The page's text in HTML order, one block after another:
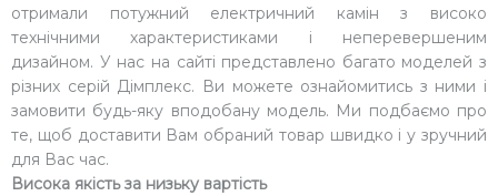
отримали потужний електричний камін з високо
технічними характеристиками і неперевершеним
дизайном. У нас на сайті представлено багато моделей з
різних серій Дімплекс. Ви можете ознайомитись з ними і
замовити будь-яку вподобану модель. Ми подбаємо про
те, щоб доставити Вам обраний товар швидко і у зручний
для Вас час.
Висока якість за низьку вартість